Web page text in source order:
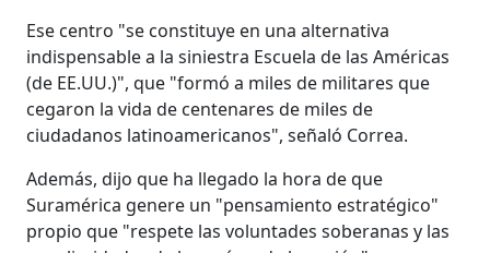
Ese centro "se constituye en una alternativa
indispensable a la siniestra Escuela de las Américas
(de EE.UU.)", que "formó a miles de militares que
cegaron la vida de centenares de miles de
ciudadanos latinoamericanos", señaló Correa.
Además, dijo que ha llegado la hora de que
Suramérica genere un "pensamiento estratégico"
propio que "respete las voluntades soberanas y las